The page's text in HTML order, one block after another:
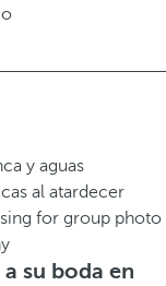
y aguas
al atardecer
su boda en